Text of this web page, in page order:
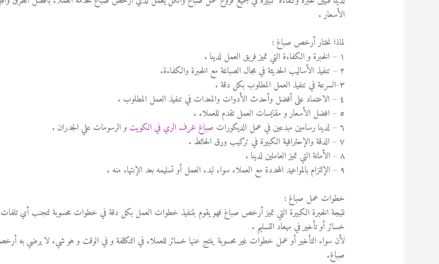
الأسعار .
لماذا نختار أرخص صباغ :
١ – الخبرة و الكفاءة التي تميز فريق العمل لدينا .
٢ – تنفيذ الأساليب الحديثة في مجال الصباغة مع الخبرة والكفاءة.
٣-السرعة في تنفيذ العمل المطلوب بكل دقة .
٤ – الاعتماد على أفضل وأحدث الأدوات والمعدات في تنفيذ العمل المطلوب .
٥ – افضل الأسعار و مقايسات العمل تقدم للعملاء .
٦ – لدينا رسامين مبدعين في عمل الديكورات
صباغ غرف الري في الكويت و الرسومات علي الجدران .
٧ – الدقة والإحترافية الكبيرة في تركيب ورق الحائط .
٨ – الأمانة التي تميز العاملين لدينا .
٩ – الإلتزام بالمواعيد المحددة مع العملاء سواء لبدء العمل أو تسليمه بعد الإنتهاء منه .
خطوات عمل صباغ :
نتيجة الخبرة الكبيرة التي تميز أرخص صباغ فهو يقوم بتنفيذ خطوات العمل بكل دقة في خطوات محسوبة لتجنب أي
خسائر أو تأخير في ميعاد التسليم .
لأن سواء التأخير أو عمل خطوات غير محسوبة ينتج عنها خسائر للعملاء في التكلفة و في الوقت و هو شيء لا يرضي به
صباغ.